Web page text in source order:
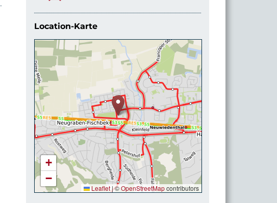
Location-Karte
+
−
Leaflet|©OpenStreetMapcontributors